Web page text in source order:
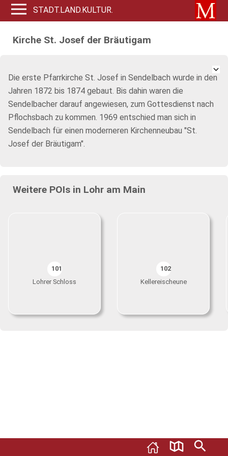
STADT.LAND.KULTUR.
Kirche St. Josef der Bräutigam
Die erste Pfarrkirche St. Josef in Sendelbach wurde in den
Jahren 1872 bis 1874 gebaut. Bis dahin waren die
Sendelbacher darauf angewiesen, zum Gottesdienst nach
Pflochsbach zu kommen. 1969 entschied man sich in
Sendelbach für einen moderneren Kirchenneubau "St.
Josef der Bräutigam".
Weitere POIs in Lohr am Main
101
Lohrer Schloss
102
Kellereischeune